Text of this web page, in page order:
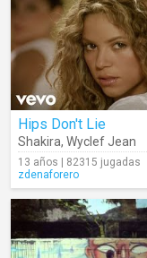
Hips Don't Lie
Shakira, Wyclef Jean
13 años | 82315 jugadas
zdenaforero